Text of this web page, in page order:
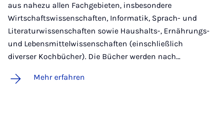
aus nahezu allen Fachgebieten, insbesondere
Wirtschaftswissenschaften, Informatik, Sprach- und
Literaturwissenschaften sowie Haushalts-, Ernährungs-
und Lebensmittelwissenschaften (einschließlich
diverser Kochbücher). Die Bücher werden nach…
Mehr erfahren